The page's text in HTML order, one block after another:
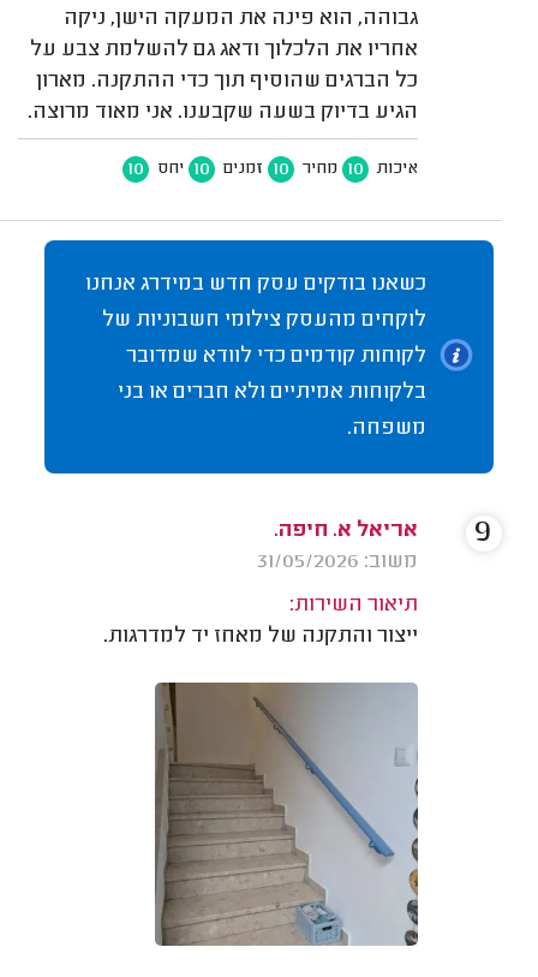
גבוהה, הוא פינה את המעקה הישן, ניקה
אחריו את הלכלוך ודאג גם להשלמת צבע על
כל הברגים שהוסיף תוך כדי ההתקנה. מארון
הגיע בדיוק בשעה שקבענו. אני מאוד מרוצה.
איכות 10 מחיר 10 זמנים 10 יחס 10
כשאנו בודקים עסק חדש במידרג אנחנו
לוקחים מהעסק צילומי חשבוניות של
לקוחות קודמים כדי לוודא שמדובר
בלקוחות אמיתיים ולא חברים או בני
משפחה.
אריאל א. חיפה.
משוב: 31/05/2026
תיאור השירות:
ייצור והתקנה של מאחז יד למדרגות.
9